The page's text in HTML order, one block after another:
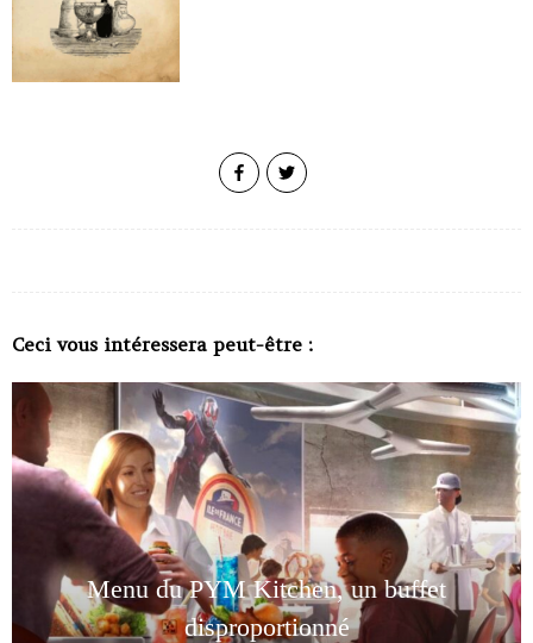
Ceci vous intéressera peut-être :
Menu du PYM Kitchen, un buffet
disproportionné